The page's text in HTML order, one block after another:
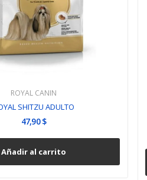
ROYAL CANIN
SHITZU ADULTO
47,90 $
Añadir al carrito